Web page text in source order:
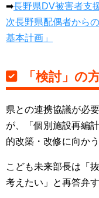
➡長野県DV被害者支
次長野県配偶者から
基本計画」
「検討」の
県との連携協議が必
が、「個別施設再編
的改築・改修に向か
こども未来部長は「
考えたい」と再答弁